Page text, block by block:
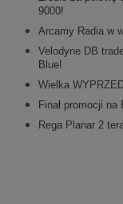
9000!
Arcamy Radia w
Velodyne DB
Blue!
Wielka
Finał promocji
Rega Planar 2